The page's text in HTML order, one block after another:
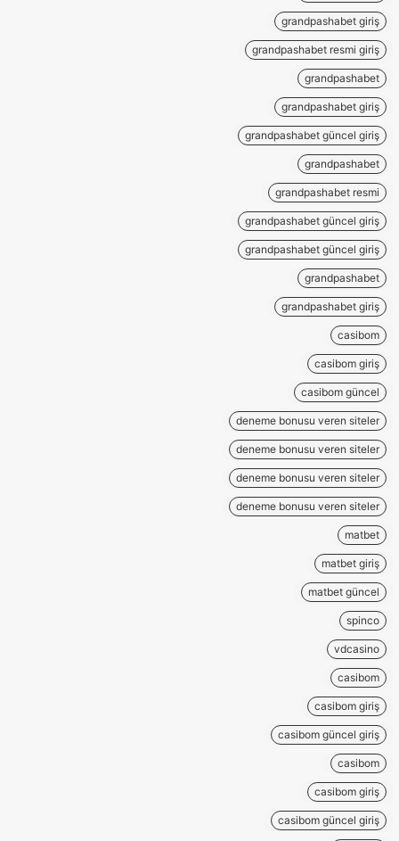
grandpashabet giriş
grandpashabet resmi giriş
grandpashabet
grandpashabet giriş
grandpashabet güncel giriş
grandpashabet
grandpashabet resmi
grandpashabet güncel giriş
grandpashabet güncel giriş
grandpashabet
grandpashabet giriş
casibom
casibom giriş
casibom güncel
deneme bonusu veren siteler
deneme bonusu veren siteler
deneme bonusu veren siteler
deneme bonusu veren siteler
matbet
matbet giriş
matbet güncel
spinco
vdcasino
casibom
casibom giriş
casibom güncel giriş
casibom
casibom giriş
casibom güncel giriş